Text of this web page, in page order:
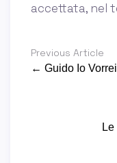
accettata, nel
Previous Article
← Guido Io